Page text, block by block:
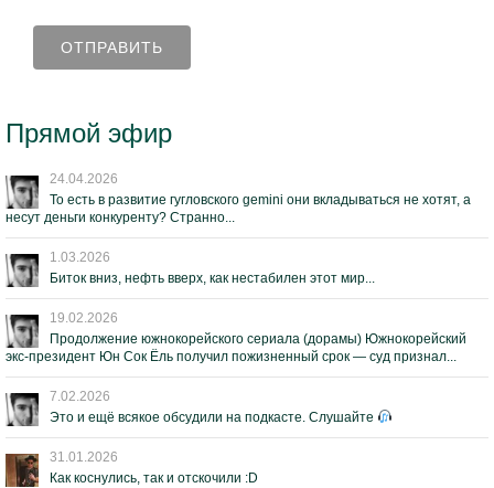
Прямой эфир
24.04.2026
То есть в развитие гугловского gemini они вкладываться не хотят, а
несут деньги конкуренту? Странно...
1.03.2026
Биток вниз, нефть вверх, как нестабилен этот мир...
19.02.2026
Продолжение южнокорейского сериала (дорамы) Южнокорейский
экс-президент Юн Сок Ёль получил пожизненный срок — суд признал...
7.02.2026
Это и ещё всякое обсудили на подкасте. Слушайте
31.01.2026
Как коснулись, так и отскочили :D